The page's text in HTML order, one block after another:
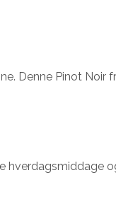
Denne Pinot Noir